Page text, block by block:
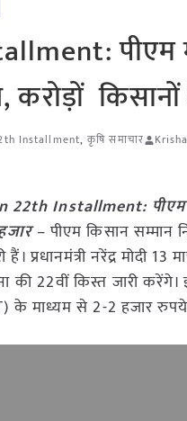
पीएम
करोड़ों
Installment,कृषि समाचार
22th Installment: पीएम
– पीएम किसान सम्मान
प्रधानमंत्री नरेंद्र मोदी
की 22वीं किस्त जारी
के माध्यम से 2-2 हजार रुपये